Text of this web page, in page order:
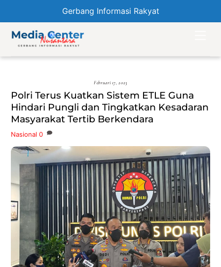
Gerbang Informasi Rakyat
content
Februari 17, 2023
Polri Terus Kuatkan Sistem ETLE Guna
Hindari Pungli dan Tingkatkan Kesadaran
Masyarakat Tertib Berkendara
Nasional 0